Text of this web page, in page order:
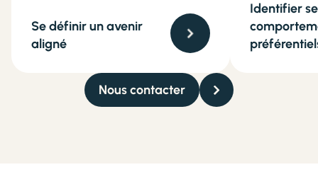
Se définir un avenir
aligné
Identifier
Nous contacter